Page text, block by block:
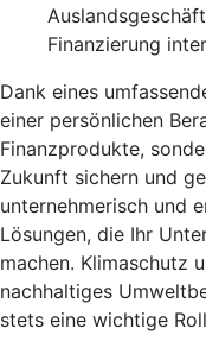
Finanzierung
Dank eines
einer persönlichen
Finanzprodukte,
Zukunft sichern und
unternehmerisch und
Lösungen, die Ihr
machen. Klimaschutz
nachhaltiges
stets eine wichtige